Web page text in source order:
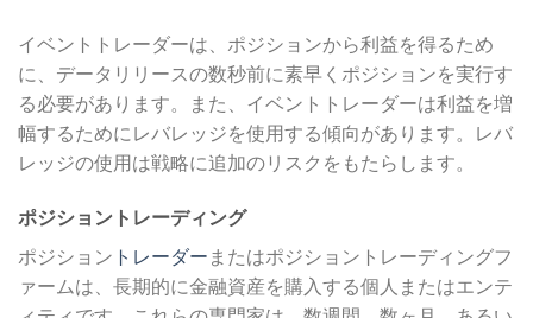
イベントトレーダーは、ポジションから利益を得るため
に、データリリースの数秒前に素早くポジションを実行す
る必要があります。また、イベントトレーダーは利益を増
幅するためにレバレッジを使用する傾向があります。レバ
レッジの使用は戦略に追加のリスクをもたらします。
ポジショントレーディング
ポジション トレーダー またはポジショントレーディングフ
ァームは、長期的に金融資産を購入する個人またはエンテ